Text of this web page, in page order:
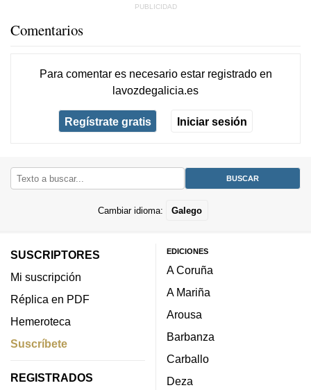
Comentarios
Para comentar es necesario estar registradoen
lavozdegalicia.es
Regístrate gratis Iniciar sesión
Cambiar idioma: Galego
SUSCRIPTORES
Mi suscripción
Réplica en PDF
Hemeroteca
Suscríbete
REGISTRADOS
EDICIONES
A Coruña
A Mariña
Arousa
Barbanza
Carballo
Deza